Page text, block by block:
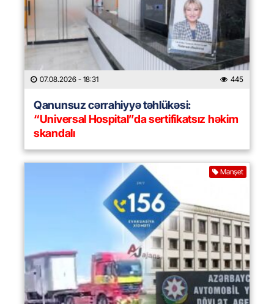
07.08.2026 - 18:31 445
Qanunsuz cərrahiyyə təhlükəsi:
“Universal Hospital”da sertifikatsız həkim
skandalı
Manşet